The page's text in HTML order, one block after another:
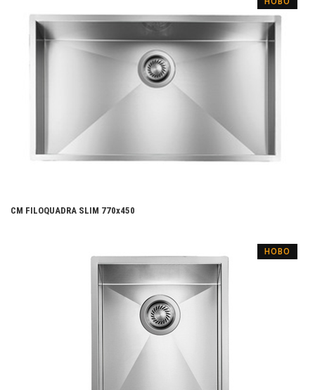
CM FILOQUADRA SLIM 770x450
НОВО